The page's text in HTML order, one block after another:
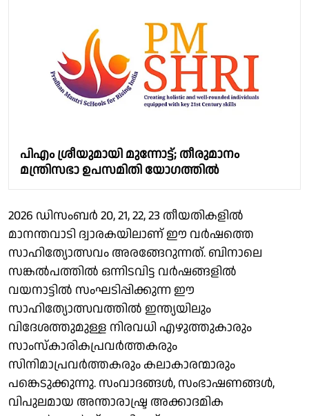
പിഎം ശ്രീയുമായി മുന്നോട്ട്; തീരുമാനം
മന്ത്രിസഭാ ഉപസമിതി യോഗത്തിൽ
2026 ഡിസംബർ 20, 21, 22, 23 തീയതികളിൽ
മാനന്തവാടി ദ്വാരകയിലാണ് ഈ വർഷത്തെ
സാഹിത്യോത്സവം അരങ്ങേറുന്നത്. ബിനാലെ
സങ്കൽപത്തിൽ ഒന്നിടവിട്ട വർഷങ്ങളിൽ
വയനാട്ടിൽ സംഘടിപ്പിക്കുന്ന ഈ
സാഹിത്യോത്സവത്തിൽ ഇന്ത്യയിലും
വിദേശത്തുമുള്ള നിരവധി എഴുത്തുകാരും
സാംസ്‌കാരികപ്രവർത്തകരും
സിനിമാപ്രവർത്തകരും കലാകാരന്മാരും
പങ്കെടുക്കുന്നു. സംവാദങ്ങൾ, സംഭാഷണങ്ങൾ,
വിപുലമായ അന്താരാഷ്ട്ര അക്കാദമിക